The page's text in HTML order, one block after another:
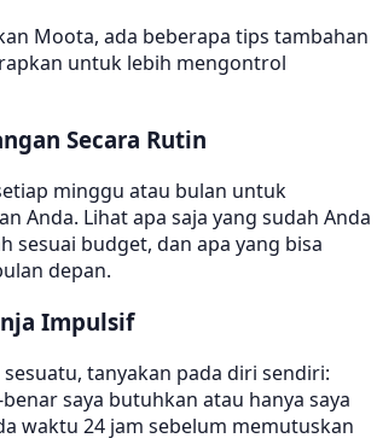
Moota, ada beberapa tips tambahan
untuk lebih mengontrol
Secara Rutin
minggu atau bulan untuk
Anda. Lihat apa saja yang sudah Anda
sesuai budget, dan apa yang bisa
depan.
Impulsif
tanyakan pada diri sendiri:
saya butuhkan atau hanya saya
waktu 24 jam sebelum memutuskan